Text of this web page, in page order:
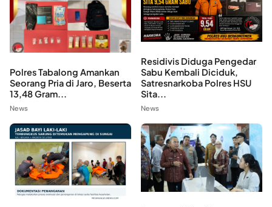
Polres Tabalong Amankan
Seorang Pria di Jaro, Beserta
13,48 Gram...
News
Residivis Diduga Pengedar
Sabu Kembali Diciduk,
Satresnarkoba Polres HSU
Sita...
News